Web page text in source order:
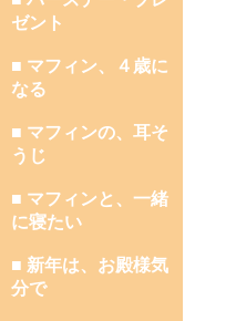
ゼント
■ マフィン、４歳に
なる
■ マフィンの、耳そ
うじ
■ マフィンと、一緒
に寝たい
■ 新年は、お殿様気
分で